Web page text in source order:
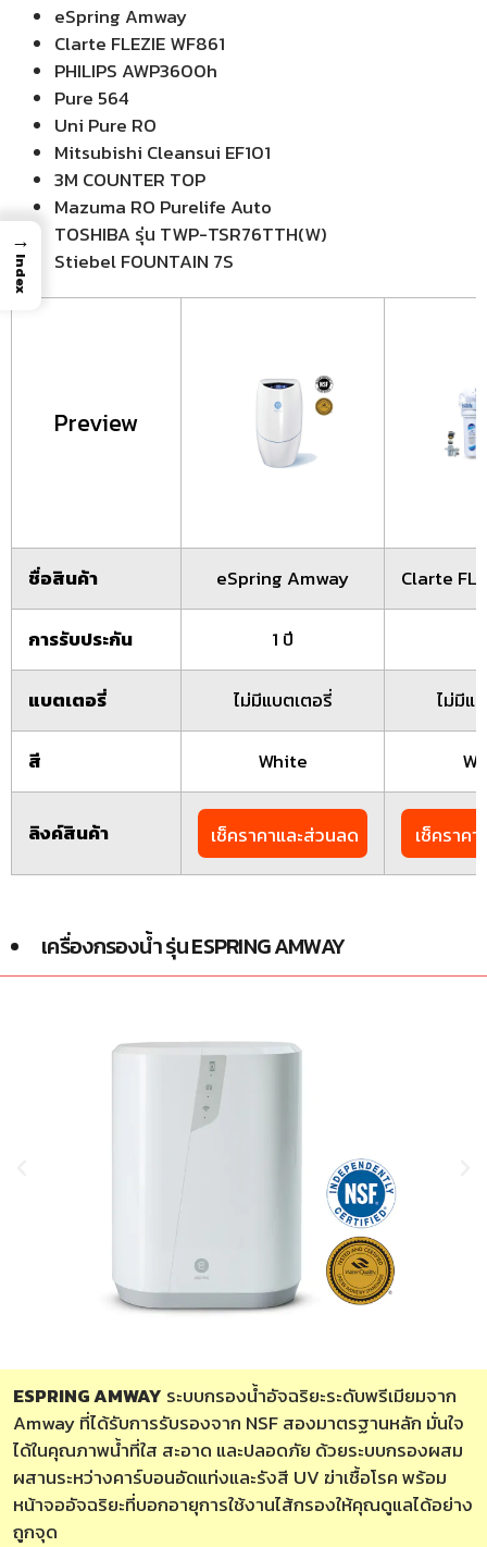
eSpring Amway
Clarte FLEZIE WF861
PHILIPS AWP3600h
Pure 564
Uni Pure RO
Mitsubishi Cleansui EF101
3M COUNTER TOP
Mazuma RO Purelife Auto
TOSHIBA รุ่น TWP-TSR76TTH(W)
Stiebel FOUNTAIN 7S
Preview
ชื่อสินค้า eSpring Amway Clarte
การรับประกัน 1 ปี
แบตเตอรี่ ไม่มีแบตเตอรี่ ไม่มีแ
สี White
ลิงค์สินค้า เช็คราคาและส่วนลด เช็คราค
เครื่องกรองน้ำ รุ่น ESPRING AMWAY
ESPRING AMWAY ระบบกรองน้ำอัจฉริยะระดับพรีเมียมจาก
Amway ที่ได้รับการรับรองจาก NSF สองมาตรฐานหลัก มั่นใจ
ได้ในคุณภาพน้ำที่ใส สะอาด และปลอดภัย ด้วยระบบกรองผสม
ผสานระหว่างคาร์บอนอัดแท่งและรังสี UV ฆ่าเชื้อโรค พร้อม
หน้าจออัจฉริยะที่บอกอายุการใช้งานไส้กรองให้คุณดูแลได้อย่าง
ถูกจุด
→
Index